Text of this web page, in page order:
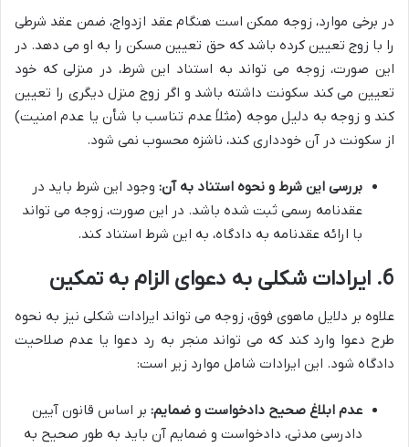
در برخی موارد، زوجه ممکن است هنگام عقد ازدواج، ضمن عقد شرطی
را با زوج تعیین کرده باشد که حق تعیین مسکن را به او می دهد. در
این صورت، زوجه می تواند به استناد این شرط، در منزلی که خود
تعیین می کند سکونت داشته باشد و اگر زوج منزل دیگری را تعیین
کند و زوجه به دلیل موجه (مثلاً عدم تناسب با شأن یا عدم امنیت)
از سکونت در آن خودداری کند، ناشزه محسوب نمی شود.
بررسی این شرط و نحوه استناد به آن: وجود این شرط باید در
عقدنامه رسمی ثبت شده باشد. در این صورت، زوجه می تواند
با ارائه عقدنامه به دادگاه، به این شرط استناد کند.
6. ایرادات شکلی به دعوای الزام به تمکین
علاوه بر دلایل ماهوی فوق، زوجه می تواند ایرادات شکلی نیز به نحوه
طرح دعوا وارد کند که می تواند منجر به رد دعوا یا عدم صلاحیت
دادگاه شود. این ایرادات شامل موارد زیر است:
عدم ابلاغ صحیح دادخواست و ضمایم: بر اساس قانون آیین
دادرسی مدنی، دادخواست و ضمایم آن باید به طور صحیح به